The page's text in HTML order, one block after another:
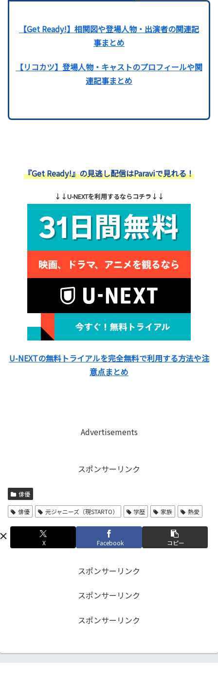
【Get Ready!】相関図や登場人物・出演者の関連記
事まとめ
【リコカツ】登場人物・キャストのプロフィールや関
連記事まとめ
『Get Ready!』の見逃し配信はParaviで見れる！
↓↓U-NEXTを利用するならコチラ↓↓
U-NEXTの無料トライアルを完全無料で利用する方法や注
意点まとめ
Advertisements
スポンサーリンク
俳優
俳優 元ジャニーズ（現STARTO） 学歴 家族 熱愛
X Facebook コピー
スポンサーリンク
スポンサーリンク
スポンサーリンク